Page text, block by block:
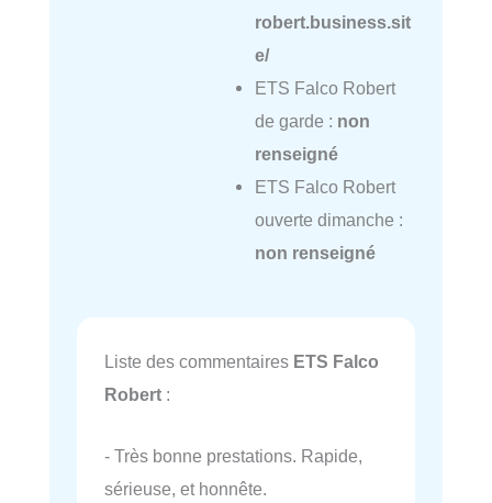
robert.business.sit
e/
ETS Falco Robert
de garde : non
renseigné
ETS Falco Robert
ouverte dimanche :
non renseigné
Liste des commentaires ETS Falco
Robert :
- Très bonne prestations. Rapide,
sérieuse, et honnête.